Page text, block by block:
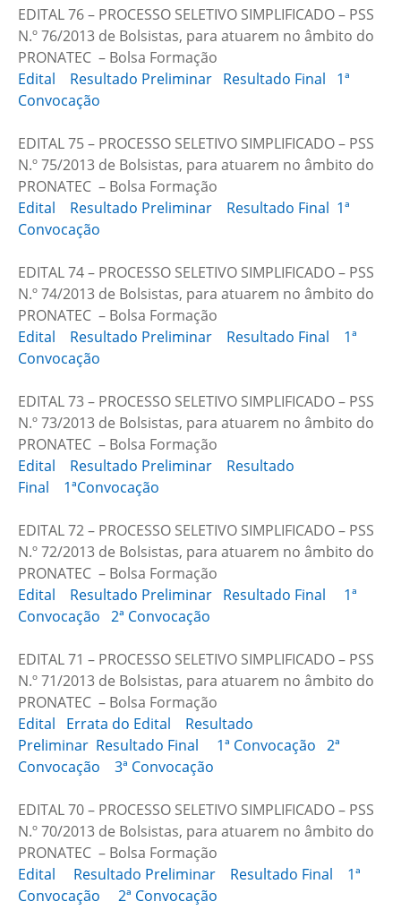
EDITAL 76 – PROCESSO SELETIVO SIMPLIFICADO – PSS
N.º 76/2013 de Bolsistas, para atuarem no âmbito do
PRONATEC – Bolsa Formação
Edital
Resultado Preliminar Resultado Final
1ª
Convocação
EDITAL 75 – PROCESSO SELETIVO SIMPLIFICADO – PSS
N.º 75/2013 de Bolsistas, para atuarem no âmbito do
PRONATEC – Bolsa Formação
Edital
Resultado Preliminar Resultado Final 1ª
Convocação
EDITAL 74 – PROCESSO SELETIVO SIMPLIFICADO – PSS
N.º 74/2013 de Bolsistas, para atuarem no âmbito do
PRONATEC – Bolsa Formação
Edital
Resultado Preliminar Resultado Final
1ª
Convocação
EDITAL 73 – PROCESSO SELETIVO SIMPLIFICADO – PSS
N.º 73/2013 de Bolsistas, para atuarem no âmbito do
PRONATEC – Bolsa Formação
Edital
Resultado Preliminar
Resultado
Final
1ªConvocação
EDITAL 72 – PROCESSO SELETIVO SIMPLIFICADO – PSS
N.º 72/2013 de Bolsistas, para atuarem no âmbito do
PRONATEC – Bolsa Formação
Edital
Resultado Preliminar Resultado Final
1ª
Convocação 2ª Convocação
EDITAL 71 – PROCESSO SELETIVO SIMPLIFICADO – PSS
N.º 71/2013 de Bolsistas, para atuarem no âmbito do
PRONATEC – Bolsa Formação
Edital
Errata do Edital
Resultado
Preliminar Resultado Final 1ª Convocação 2ª
Convocação
3ª Convocação
EDITAL 70 – PROCESSO SELETIVO SIMPLIFICADO – PSS
N.º 70/2013 de Bolsistas, para atuarem no âmbito do
PRONATEC – Bolsa Formação
Edital
Resultado Preliminar Resultado Final
1ª
Convocação
2ª Convocação